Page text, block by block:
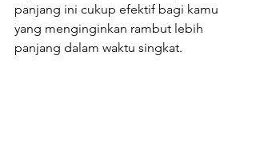
panjang ini cukup efektif bagi kamu
yang menginginkan rambut lebih
panjang dalam waktu singkat.